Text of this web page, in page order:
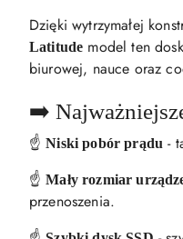
Dzięki wytrzymałej
Latitude model ten
biurowej, nauce oraz
➡️
☝️Niski pobór prądu -
☝️Mały rozmiar
przenoszenia.